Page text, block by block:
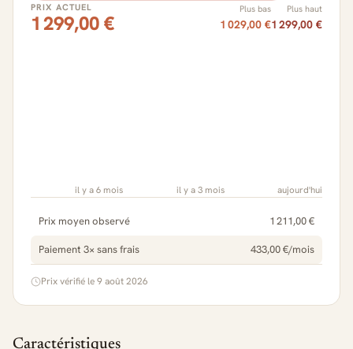
PRIX ACTUEL
1 299,00 €
Plus bas
1 029,00 €
Plus haut
1 299,00 €
il y a 6 mois il y a 3 mois aujourd'hui
Prix moyen observé 1 211,00 €
Paiement 3× sans frais 433,00 €/mois
Prix vérifié le 9 août 2026
Caractéristiques